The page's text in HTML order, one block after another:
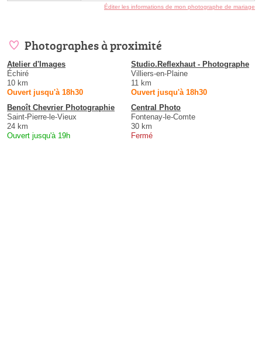
Éditer les informations de mon photographe de mariage
Photographes à proximité
Atelier d'Images
Échiré
10 km
Ouvert jusqu'à 18h30
Studio.Reflexhaut - Photographe
Villiers-en-Plaine
11 km
Ouvert jusqu'à 18h30
Benoît Chevrier Photographie
Saint-Pierre-le-Vieux
24 km
Ouvert jusqu'à 19h
Central Photo
Fontenay-le-Comte
30 km
Fermé